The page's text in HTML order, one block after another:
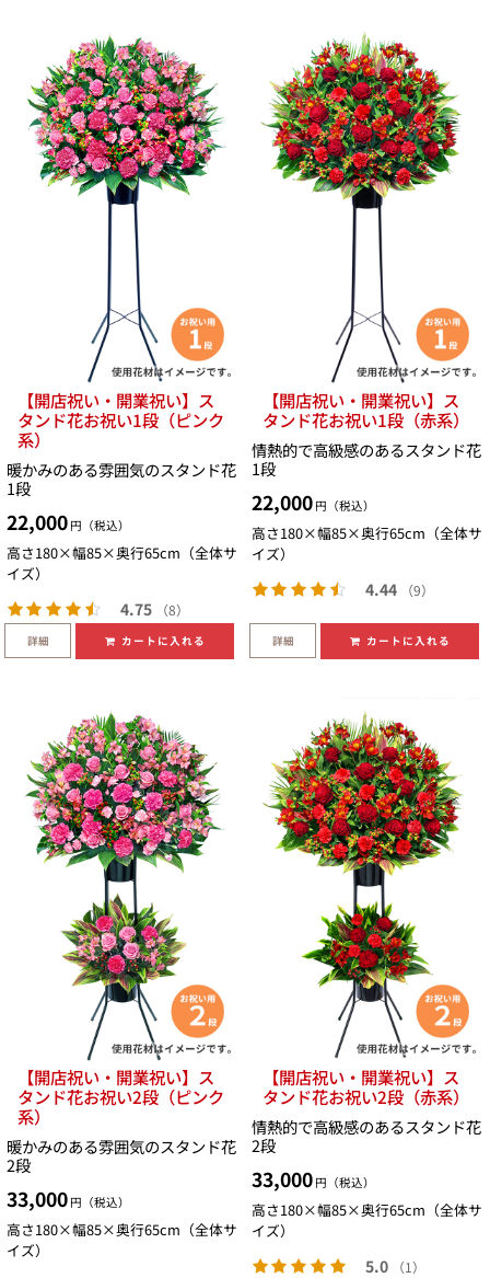
【開店祝い・開業祝い】ス
タンド花お祝い1段（ピンク
系）
暖かみのある雰囲気のスタンド花
1段
22,000 円（税込）
高さ180×幅85×奥行65cm（全体サ
イズ）
4.75 （8）
詳細 カートに入れる
【開店祝い・開業祝い】ス
タンド花お祝い1段（赤系）
情熱的で高級感のあるスタンド花
1段
22,000 円（税込）
高さ180×幅85×奥行65cm（全体サ
イズ）
4.44 （9）
詳細 カートに入れる
【開店祝い・開業祝い】ス
タンド花お祝い2段（ピンク
系）
暖かみのある雰囲気のスタンド花
2段
33,000 円（税込）
高さ180×幅85×奥行65cm（全体サ
イズ）
【開店祝い・開業祝い】ス
タンド花お祝い2段（赤系）
情熱的で高級感のあるスタンド花
2段
33,000 円（税込）
高さ180×幅85×奥行65cm（全体サ
イズ）
5.0 （1）